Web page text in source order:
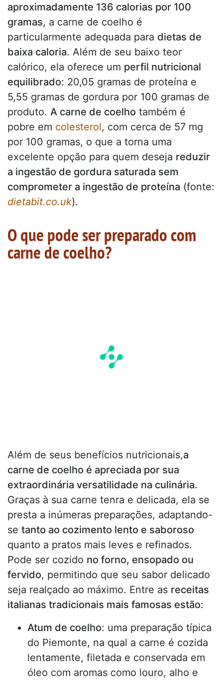
aproximadamente 136 calorias por 100
gramas, a carne de coelho é
particularmente adequada para dietas de
baixa caloria. Além de seu baixo teor
calórico, ela oferece um perfil nutricional
equilibrado: 20,05 gramas de proteína e
5,55 gramas de gordura por 100 gramas de
produto. A carne de coelho também é
pobre em colesterol, com cerca de 57 mg
por 100 gramas, o que a torna uma
excelente opção para quem deseja reduzir
a ingestão de gordura saturada sem
comprometer a ingestão de proteína (fonte:
dietabit.co.uk).
O que pode ser preparado com
carne de coelho?
Além de seus benefícios nutricionais,a
carne de coelho é apreciada por sua
extraordinária versatilidade na culinária.
Graças à sua carne tenra e delicada, ela se
presta a inúmeras preparações, adaptando-
se tanto ao cozimento lento e saboroso
quanto a pratos mais leves e refinados.
Pode ser cozido no forno, ensopado ou
fervido, permitindo que seu sabor delicado
seja realçado ao máximo. Entre as receitas
italianas tradicionais mais famosas estão:
Atum de coelho: uma preparação típica
do Piemonte, na qual a carne é cozida
lentamente, filetada e conservada em
óleo com aromas como louro, alho e